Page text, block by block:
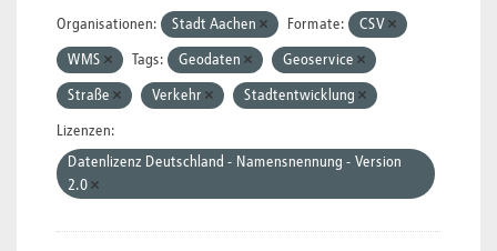
Organisationen: Stadt Aachen Formate: CSV
WMS Tags: Geodaten Geoservice
Straße Verkehr Stadtentwicklung
Lizenzen:
Datenlizenz Deutschland - Namensnennung - Version
2.0